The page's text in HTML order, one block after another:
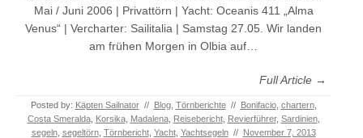
Mai / Juni 2006 | Privattörn | Yacht: Oceanis 411 „Alma
Venus“ | Vercharter: Sailitalia | Samstag 27.05. Wir landen
am frühen Morgen in Olbia auf…
Full Article →
Posted by: Käpten Sailnator // Blog, Törnberichte // Bonifacio, chartern,
Costa Smeralda, Korsika, Madalena, Reisebericht, Revierführer, Sardinien,
segeln, segeltörn, Törnbericht, Yacht, Yachtsegeln // November 7, 2013